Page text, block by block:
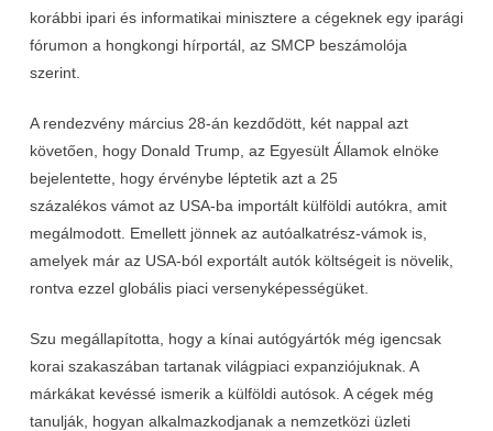
korábbi ipari és informatikai minisztere a cégeknek egy iparági
fórumon a hongkongi hírportál, az SMCP beszámolója
szerint.
A rendezvény március 28-án kezdődött, két nappal azt
követően, hogy Donald Trump, az Egyesült Államok elnöke
bejelentette, hogy érvénybe léptetik azt a 25
százalékos vámot az USA-ba importált külföldi autókra, amit
megálmodott. Emellett jönnek az autóalkatrész-vámok is,
amelyek már az USA-ból exportált autók költségeit is növelik,
rontva ezzel globális piaci versenyképességüket.
Szu megállapította, hogy a kínai autógyártók még igencsak
korai szakaszában tartanak világpiaci expanziójuknak. A
márkákat kevéssé ismerik a külföldi autósok. A cégek még
tanulják, hogyan alkalmazkodjanak a nemzetközi üzleti